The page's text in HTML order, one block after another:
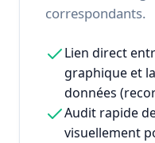
correspondants.
Lien direct
graphique et
données
Audit rapide
visuellement